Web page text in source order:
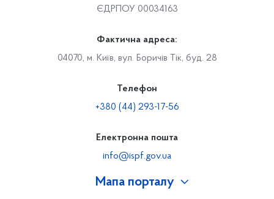
Мапа порталу
ЄДРПОУ 00034163
Фактична адреса:
04070, м. Київ, вул. Боричів Тік, буд. 28
Телефон
+380 (44) 293-17-56
Електронна пошта
info@ispf.gov.ua